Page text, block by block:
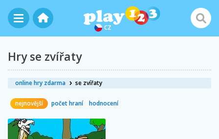
CZ
Hry se zvířaty
online hry zdarma se zvířaty
nejnovější počet hraní hodnocení